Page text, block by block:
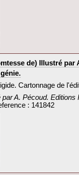
de) Illustré par
Cartonnage de
par A. Pécoud. Editions
: 141842